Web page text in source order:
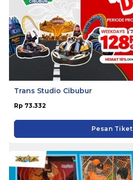
Trans Studio Cibubur
Rp 73.332
Pesan Tiket